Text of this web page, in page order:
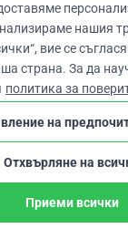
основа на 500+
Настройки На
stripe check
нашия
вие се
страна. За да
политика за
на
Отхвърляне на
Приеми всички